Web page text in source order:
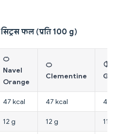
फल (प्रति 100 g)
🍊
Navel
Orange
🍊
Clementine
🍋
47 kcal 47 kcal 42
12 g 12 g 11 g